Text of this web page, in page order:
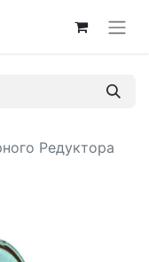
Редуктора